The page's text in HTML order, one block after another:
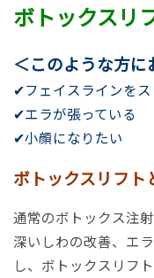
ボトックスリ
＜このような方に
✔フェイスラインを
✔エラが張っている
✔小顔になりたい
ボトックスリフト
通常のボトックス注
深いしわの改善、エ
し、ボトックスリフ